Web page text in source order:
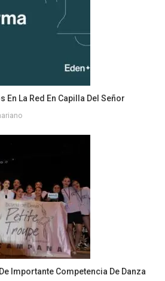
En La Red En Capilla Del Señor
Importante Competencia De Danza